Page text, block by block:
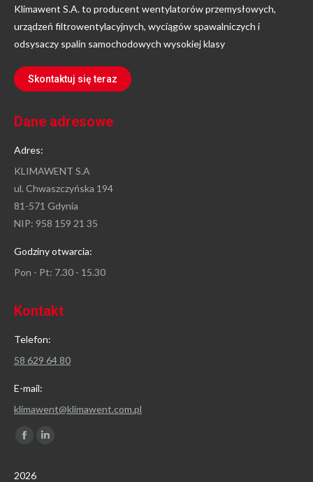
Klimawent S.A. to producent wentylatorów przemysłowych,
urządzeń filtrowentylacyjnych, wyciągów spawalniczych i
odsysaczy spalin samochodowych wysokiej klasy
Skontaktuj się teraz
Dane adresowe
Adres:
KLIMAWENT S.A
ul. Chwaszczyńska 194
81-571 Gdynia
NIP: 958 159 21 35
Godziny otwarcia:
Pon - Pt: 7.30 - 15.30
Kontakt
Telefon:
58 629 64 80
E-mail:
klimawent@klimawent.com.pl
Znajdź nas na:
Facebook
opens
2026